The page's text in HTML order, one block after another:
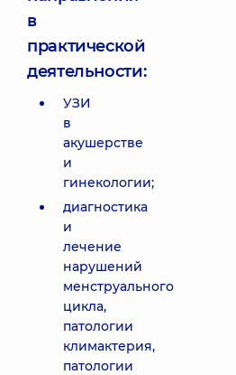
в
практической
деятельности:
УЗИ
в
акушерстве
и
гинекологии;
диагностика
и
лечение
нарушений
менструального
цикла,
патологии
климактерия,
патологии